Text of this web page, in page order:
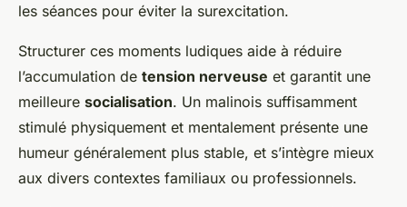
les séances pour éviter la surexcitation.
Structurer ces moments ludiques aide à réduire
l’accumulation de tension nerveuse et garantit une
meilleure socialisation. Un malinois suffisamment
stimulé physiquement et mentalement présente une
humeur généralement plus stable, et s’intègre mieux
aux divers contextes familiaux ou professionnels.